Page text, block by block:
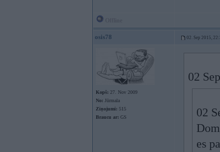
osis78 02. Sep 2015,
Kopš: 27. Nov 2009
No: Jūrmala
Ziņojumi: 515
Braucu ar: GS
02
02
es